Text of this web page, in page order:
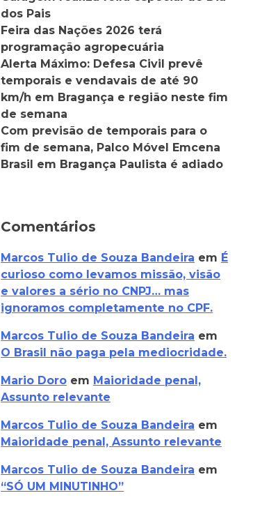
dos Pais
Feira das Nações 2026 terá
programação agropecuária
Alerta Máximo: Defesa Civil prevê
temporais e vendavais de até 90
km/h em Bragança e região neste fim
de semana
Com previsão de temporais para o
fim de semana, Palco Móvel Emcena
Brasil em Bragança Paulista é adiado
Comentários
Marcos Tulio de Souza Bandeira em É
curioso como levamos missão, visão
e valores a sério no CNPJ… mas
ignoramos completamente no CPF.
Marcos Tulio de Souza Bandeira em
O Brasil não paga pela mediocridade.
Mario Doro em Maioridade penal,
Assunto relevante
Marcos Tulio de Souza Bandeira em
Maioridade penal, Assunto relevante
Marcos Tulio de Souza Bandeira em
“SÓ UM MINUTINHO”